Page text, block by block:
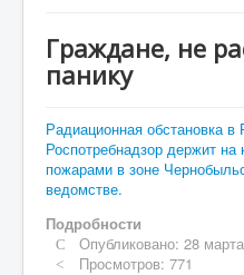
Рассказы
Контакты
Вход
Граждане, не
панику
Радиационная обстановка
Роспотребнадзор держит на
пожарами в зоне
ведомстве.
Подробности
Опубликовано: 28
Просмотров: 771